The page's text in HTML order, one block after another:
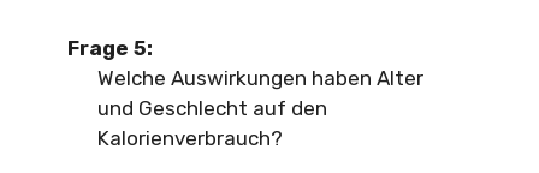
Frage 5:
Welche Auswirkungen haben Alter
und Geschlecht auf den
Kalorienverbrauch?